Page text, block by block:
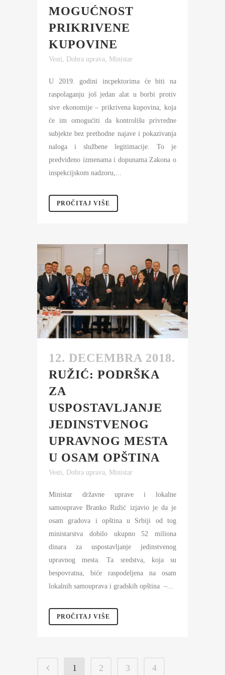
MOGUĆNOST
PRIKRIVENE
KUPOVINE
Vesti Dobra uprava Ministar
U 2019. godini incpektorima će biti na
raspolaganju još jedan alat u borbi protiv
sive ekonomije – prikrivena kupovina, koja
će im omogućiti da kontrolišu privredne
subjekte bez prethodne najave i pokazivanja
naloga i službene legitimacije. To je
predviđeno izmenama i dopunama Zakona o
inspekcijskom nadzoru,...
PROČITAJ VIŠE
12. DECEMBRA 2018.
RUŽIĆ: PODRŠKA
ZA
USPOSTAVLJANJE
JEDINSTVENOG
UPRAVNOG MESTA
U OSAM OPŠTINA
Vesti, Dobra uprava, Ministar
Ministar državne uprave i lokalne
samouprave Branko Ružić izjavio je da je
osam gradova i opština u Srbiji od tog
ministarstva dobilo ukupno 52 miliona
dinara za uspostavljanje jedinstvenog
upravnog mesta. Ta sredstva, koja su
bespovratna, biće raspodeljena na osam
lokalnih samouprava i gradskih opština –...
PROČITAJ VIŠE
1 2 3 4